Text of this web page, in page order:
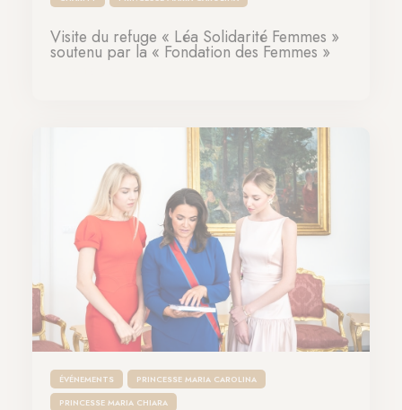
Visite du refuge « Léa Solidarité Femmes »
soutenu par la « Fondation des Femmes »
ÉVÉNEMENTS
PRINCESSE MARIA CAROLINA
PRINCESSE MARIA CHIARA